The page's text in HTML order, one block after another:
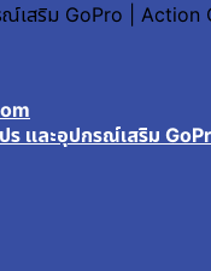
ณ์เสริม GoPro | Action
ร และอุปกรณ์เสริม